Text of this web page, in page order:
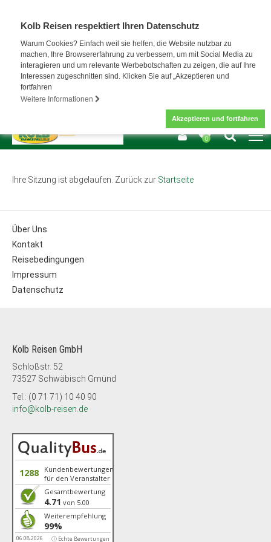
Kolb Reisen respektiert Ihren Datenschutz
Warum Cookies? Einfach weil sie helfen, die Website nutzbar zu
machen, Ihre Browsererfahrung zu verbessern, um mit Social Media zu
interagieren und um relevante Werbebotschaften zu zeigen, die auf Ihre
Interessen zugeschnitten sind. Klicken Sie auf „Akzeptieren und
fortfahren
Weitere Informationen
Akzeptieren und fortfahren
0
Ihre Sitzung ist abgelaufen. Zurück zur Startseite
Über Uns
Kontakt
Reisebedingungen
Impressum
Datenschutz
Kolb Reisen GmbH
Schloßstr. 52
73527 Schwäbisch Gmünd
Tel.: (0 71 71) 10 40 90
info@kolb-reisen.de
1288
Kundenbewertungen
für den Veranstalter
Gesamtbewertung
4.71 von 5.00
Weiterempfehlung
99%
06.08.2026 ⓘ Echte Bewertungen